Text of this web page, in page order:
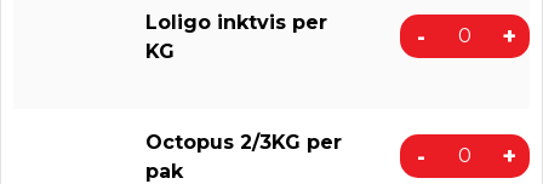
Loligo inktvis per
KG
- +
Octopus 2/3KG per
pak
- +